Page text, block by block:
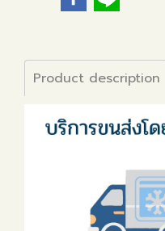
Product description